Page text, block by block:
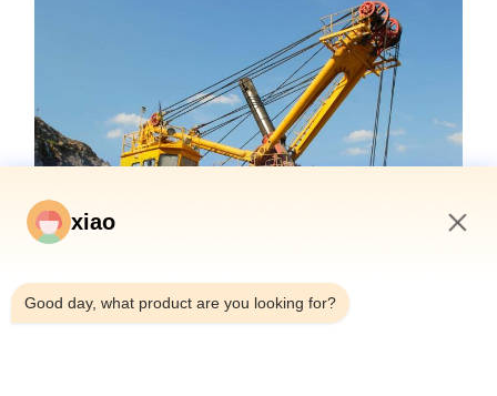
xiao
Good day, what product are you looking for?